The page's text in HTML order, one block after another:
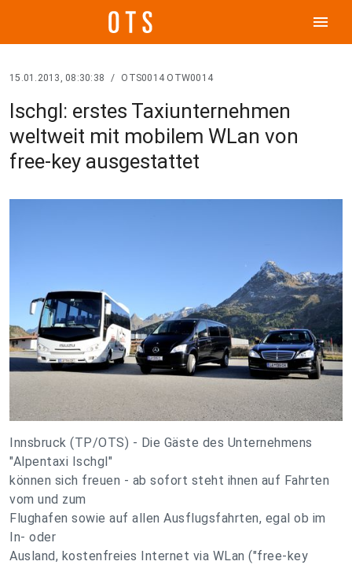
menu
15.01.2013, 08:30:38 / OTS0014 OTW0014
Ischgl: erstes Taxiunternehmen
weltweit mit mobilem WLan von
free-key ausgestattet
Innsbruck (TP/OTS) - Die Gäste des Unternehmens
"Alpentaxi Ischgl"
können sich freuen - ab sofort steht ihnen auf Fahrten
vom und zum
Flughafen sowie auf allen Ausflugsfahrten, egal ob im
In- oder
Ausland, kostenfreies Internet via WLan ("free-key